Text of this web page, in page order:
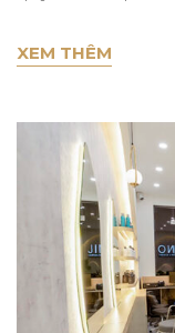
XEM THÊM